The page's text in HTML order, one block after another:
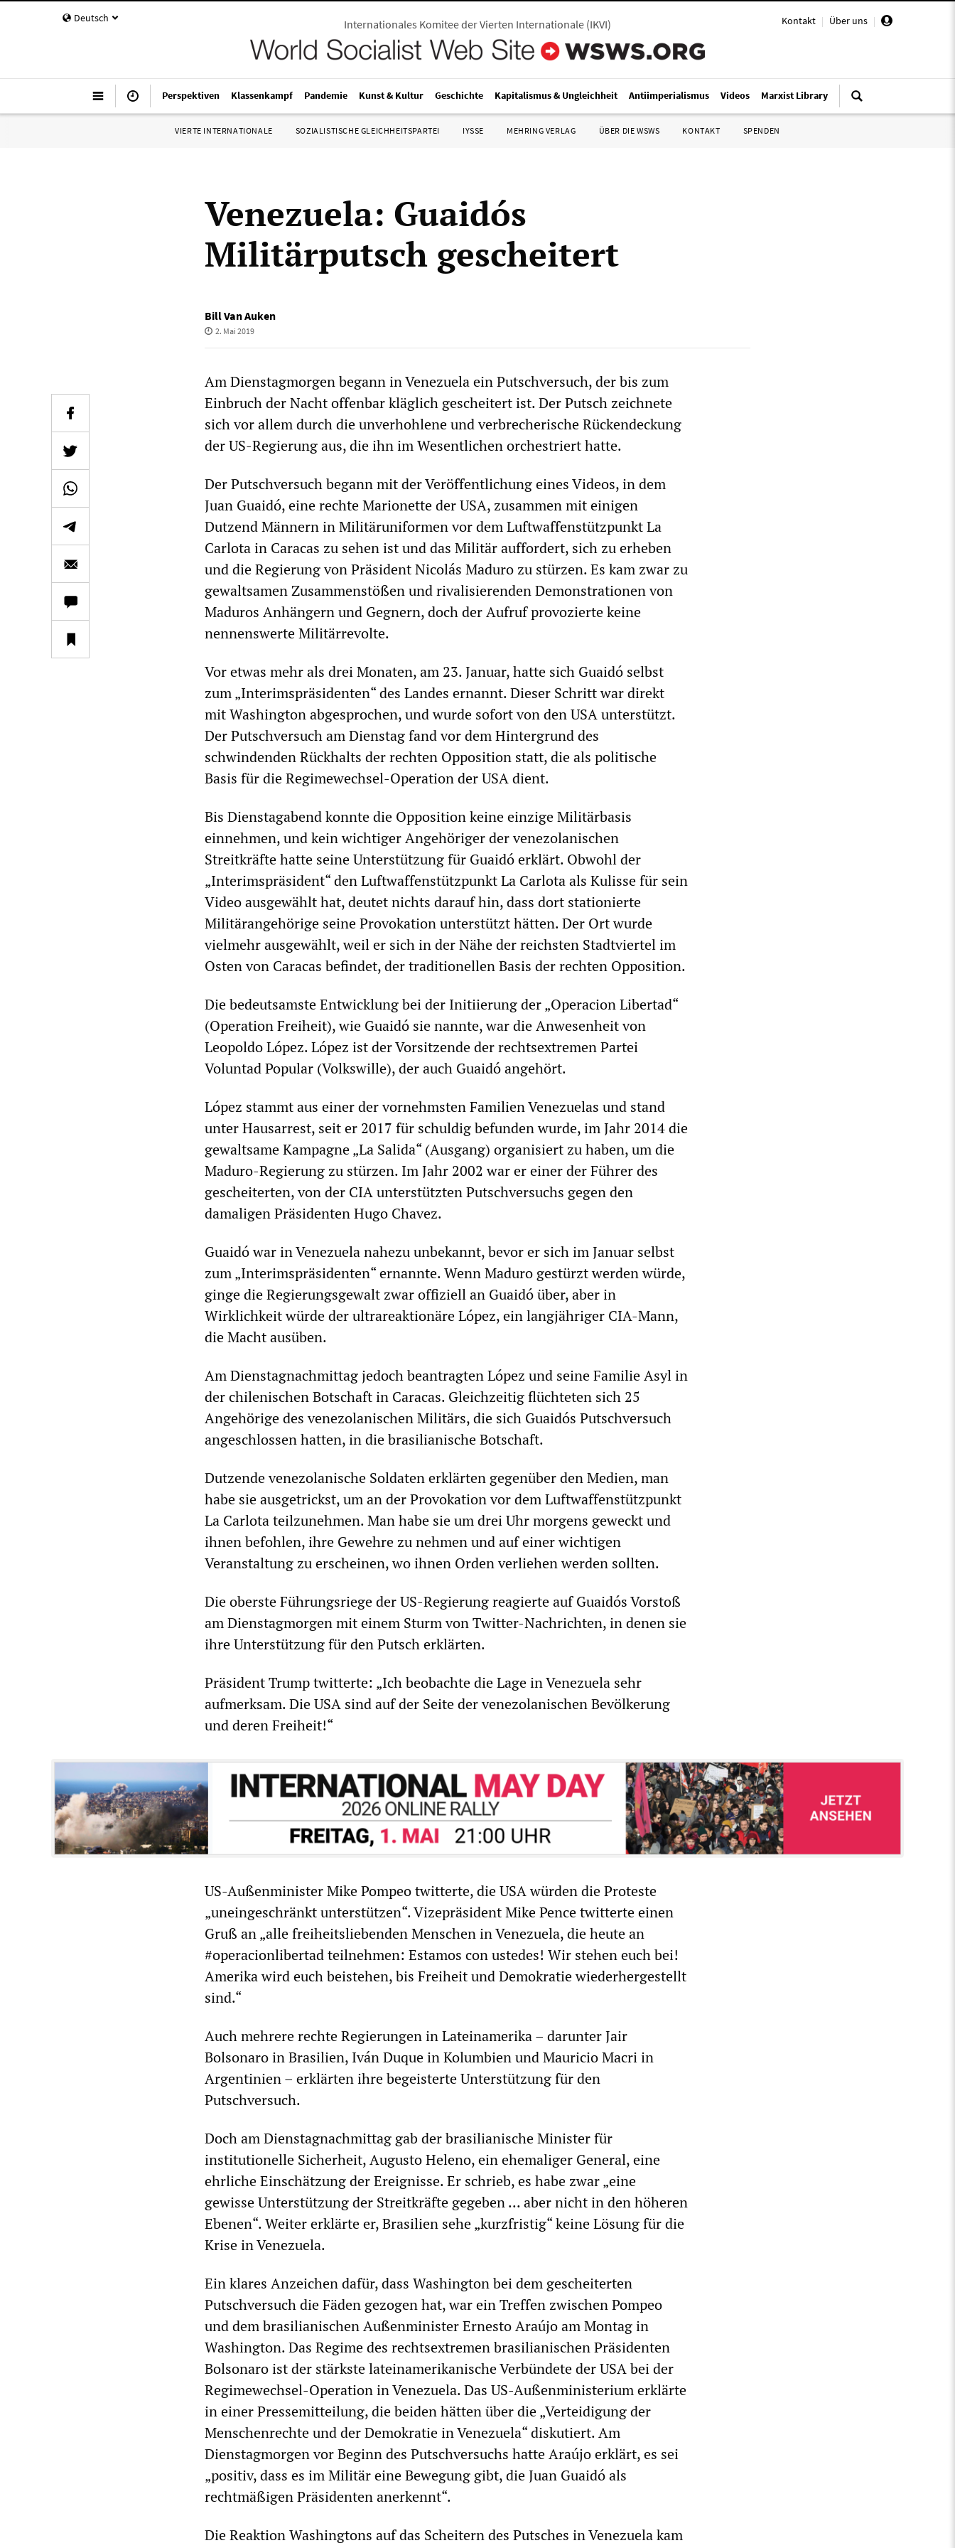
Deutsch Kontakt | Über uns |
Internationales Komitee der Vierten Internationale (IKVI)
Perspektiven Klassenkampf Pandemie Kunst & Kultur Geschichte Kapitalismus & Ungleichheit Antiimperialismus Videos Marxist Library
VIERTE INTERNATIONALE SOZIALISTISCHE GLEICHHEITSPARTEI IYSSE MEHRING VERLAG ÜBER DIE WSWS KONTAKT SPENDEN
Venezuela: Guaidós
Militärputsch gescheitert
Bill Van Auken
2. Mai 2019
Am Dienstagmorgen begann in Venezuela ein Putschversuch, der bis zum
Einbruch der Nacht offenbar kläglich gescheitert ist. Der Putsch zeichnete
sich vor allem durch die unverhohlene und verbrecherische Rückendeckung
der US-Regierung aus, die ihn im Wesentlichen orchestriert hatte.
Der Putschversuch begann mit der Veröffentlichung eines Videos, in dem
Juan Guaidó, eine rechte Marionette der USA, zusammen mit einigen
Dutzend Männern in Militäruniformen vor dem Luftwaffenstützpunkt La
Carlota in Caracas zu sehen ist und das Militär auffordert, sich zu erheben
und die Regierung von Präsident Nicolás Maduro zu stürzen. Es kam zwar zu
gewaltsamen Zusammenstößen und rivalisierenden Demonstrationen von
Maduros Anhängern und Gegnern, doch der Aufruf provozierte keine
nennenswerte Militärrevolte.
Vor etwas mehr als drei Monaten, am 23. Januar, hatte sich Guaidó selbst
zum „Interimspräsidenten“ des Landes ernannt. Dieser Schritt war direkt
mit Washington abgesprochen, und wurde sofort von den USA unterstützt.
Der Putschversuch am Dienstag fand vor dem Hintergrund des
schwindenden Rückhalts der rechten Opposition statt, die als politische
Basis für die Regimewechsel-Operation der USA dient.
Bis Dienstagabend konnte die Opposition keine einzige Militärbasis
einnehmen, und kein wichtiger Angehöriger der venezolanischen
Streitkräfte hatte seine Unterstützung für Guaidó erklärt. Obwohl der
„Interimspräsident“ den Luftwaffenstützpunkt La Carlota als Kulisse für sein
Video ausgewählt hat, deutet nichts darauf hin, dass dort stationierte
Militärangehörige seine Provokation unterstützt hätten. Der Ort wurde
vielmehr ausgewählt, weil er sich in der Nähe der reichsten Stadtviertel im
Osten von Caracas befindet, der traditionellen Basis der rechten Opposition.
Die bedeutsamste Entwicklung bei der Initiierung der „Operacion Libertad“
(Operation Freiheit), wie Guaidó sie nannte, war die Anwesenheit von
Leopoldo López. López ist der Vorsitzende der rechtsextremen Partei
Voluntad Popular (Volkswille), der auch Guaidó angehört.
López stammt aus einer der vornehmsten Familien Venezuelas und stand
unter Hausarrest, seit er 2017 für schuldig befunden wurde, im Jahr 2014 die
gewaltsame Kampagne „La Salida“ (Ausgang) organisiert zu haben, um die
Maduro-Regierung zu stürzen. Im Jahr 2002 war er einer der Führer des
gescheiterten, von der CIA unterstützten Putschversuchs gegen den
damaligen Präsidenten Hugo Chavez.
Guaidó war in Venezuela nahezu unbekannt, bevor er sich im Januar selbst
zum „Interimspräsidenten“ ernannte. Wenn Maduro gestürzt werden würde,
ginge die Regierungsgewalt zwar offiziell an Guaidó über, aber in
Wirklichkeit würde der ultrareaktionäre López, ein langjähriger CIA-Mann,
die Macht ausüben.
Am Dienstagnachmittag jedoch beantragten López und seine Familie Asyl in
der chilenischen Botschaft in Caracas. Gleichzeitig flüchteten sich 25
Angehörige des venezolanischen Militärs, die sich Guaidós Putschversuch
angeschlossen hatten, in die brasilianische Botschaft.
Dutzende venezolanische Soldaten erklärten gegenüber den Medien, man
habe sie ausgetrickst, um an der Provokation vor dem Luftwaffenstützpunkt
La Carlota teilzunehmen. Man habe sie um drei Uhr morgens geweckt und
ihnen befohlen, ihre Gewehre zu nehmen und auf einer wichtigen
Veranstaltung zu erscheinen, wo ihnen Orden verliehen werden sollten.
Die oberste Führungsriege der US-Regierung reagierte auf Guaidós Vorstoß
am Dienstagmorgen mit einem Sturm von Twitter-Nachrichten, in denen sie
ihre Unterstützung für den Putsch erklärten.
Präsident Trump twitterte: „Ich beobachte die Lage in Venezuela sehr
aufmerksam. Die USA sind auf der Seite der venezolanischen Bevölkerung
und deren Freiheit!“
US-Außenminister Mike Pompeo twitterte, die USA würden die Proteste
„uneingeschränkt unterstützen“. Vizepräsident Mike Pence twitterte einen
Gruß an „alle freiheitsliebenden Menschen in Venezuela, die heute an
#operacionlibertad teilnehmen: Estamos con ustedes! Wir stehen euch bei!
Amerika wird euch beistehen, bis Freiheit und Demokratie wiederhergestellt
sind.“
Auch mehrere rechte Regierungen in Lateinamerika – darunter Jair
Bolsonaro in Brasilien, Iván Duque in Kolumbien und Mauricio Macri in
Argentinien – erklärten ihre begeisterte Unterstützung für den
Putschversuch.
Doch am Dienstagnachmittag gab der brasilianische Minister für
institutionelle Sicherheit, Augusto Heleno, ein ehemaliger General, eine
ehrliche Einschätzung der Ereignisse. Er schrieb, es habe zwar „eine
gewisse Unterstützung der Streitkräfte gegeben ... aber nicht in den höheren
Ebenen“. Weiter erklärte er, Brasilien sehe „kurzfristig“ keine Lösung für die
Krise in Venezuela.
Ein klares Anzeichen dafür, dass Washington bei dem gescheiterten
Putschversuch die Fäden gezogen hat, war ein Treffen zwischen Pompeo
und dem brasilianischen Außenminister Ernesto Araújo am Montag in
Washington. Das Regime des rechtsextremen brasilianischen Präsidenten
Bolsonaro ist der stärkste lateinamerikanische Verbündete der USA bei der
Regimewechsel-Operation in Venezuela. Das US-Außenministerium erklärte
in einer Pressemitteilung, die beiden hätten über die „Verteidigung der
Menschenrechte und der Demokratie in Venezuela“ diskutiert. Am
Dienstagmorgen vor Beginn des Putschversuchs hatte Araújo erklärt, es sei
„positiv, dass es im Militär eine Bewegung gibt, die Juan Guaidó als
rechtmäßigen Präsidenten anerkennt“.
Die Reaktion Washingtons auf das Scheitern des Putsches in Venezuela kam